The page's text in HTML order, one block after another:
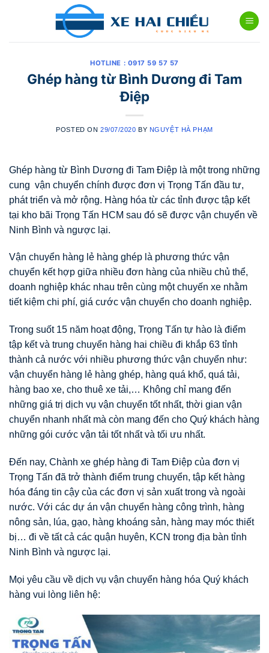
HOTLINE : 0917 59 57 57
Ghép hàng từ Bình Dương đi Tam
Điệp
POSTED ON 29/07/2020 BY NGUYỆT HÀ PHẠM
Ghép hàng từ Bình Dương đi Tam Điệp là một trong những
cung vận chuyển chính được đơn vị Trọng Tấn đầu tư,
phát triển và mở rộng. Hàng hóa từ các tỉnh được tập kết
tại kho bãi Trọng Tấn HCM sau đó sẽ được vận chuyển về
Ninh Bình và ngược lại.
Vận chuyển hàng lẻ hàng ghép là phương thức vận
chuyển kết hợp giữa nhiều đơn hàng của nhiều chủ thể,
doanh nghiệp khác nhau trên cùng một chuyến xe nhằm
tiết kiệm chi phí, giá cước vận chuyển cho doanh nghiệp.
Trong suốt 15 năm hoạt động, Trọng Tấn tự hào là điểm
tập kết và trung chuyển hàng hai chiều đi khắp 63 tỉnh
thành cả nước với nhiều phương thức vận chuyển như:
vận chuyển hàng lẻ hàng ghép, hàng quá khổ, quá tải,
hàng bao xe, cho thuê xe tải,… Không chỉ mang đến
những giá trị dịch vụ vận chuyển tốt nhất, thời gian vận
chuyển nhanh nhất mà còn mang đến cho Quý khách hàng
những gói cước vận tải tốt nhất và tối ưu nhất.
Đến nay, Chành xe ghép hàng đi Tam Điệp của đơn vị
Trọng Tấn đã trở thành điểm trung chuyển, tập kết hàng
hóa đáng tin cậy của các đơn vị sản xuất trong và ngoài
nước. Với các dự án vận chuyển hàng công trình, hàng
nông sản, lúa, gạo, hàng khoáng sản, hàng may móc thiết
bị… đi về tất cả các quận huyên, KCN trong địa bàn tỉnh
Ninh Bình và ngược lại.
Mọi yêu cầu về dịch vụ vận chuyển hàng hóa Quý khách
hàng vui lòng liên hệ: